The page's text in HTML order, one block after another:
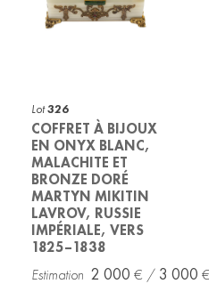
Lot326
COFFRET À BIJOUX
EN ONYX BLANC,
MALACHITE ET
BRONZE DORÉ
MARTYN MIKITIN
LAVROV, RUSSIE
IMPÉRIALE, VERS
1825–1838
2 000 3 000